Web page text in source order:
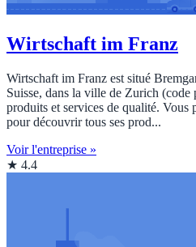
Wirtschaft im Franz
Wirtschaft im Franz est situé
Suisse, dans la ville de Zurich (code
produits et services de qualité. Vous
pour découvrir tous ses prod...
Voir l'entreprise »
★ 4.4